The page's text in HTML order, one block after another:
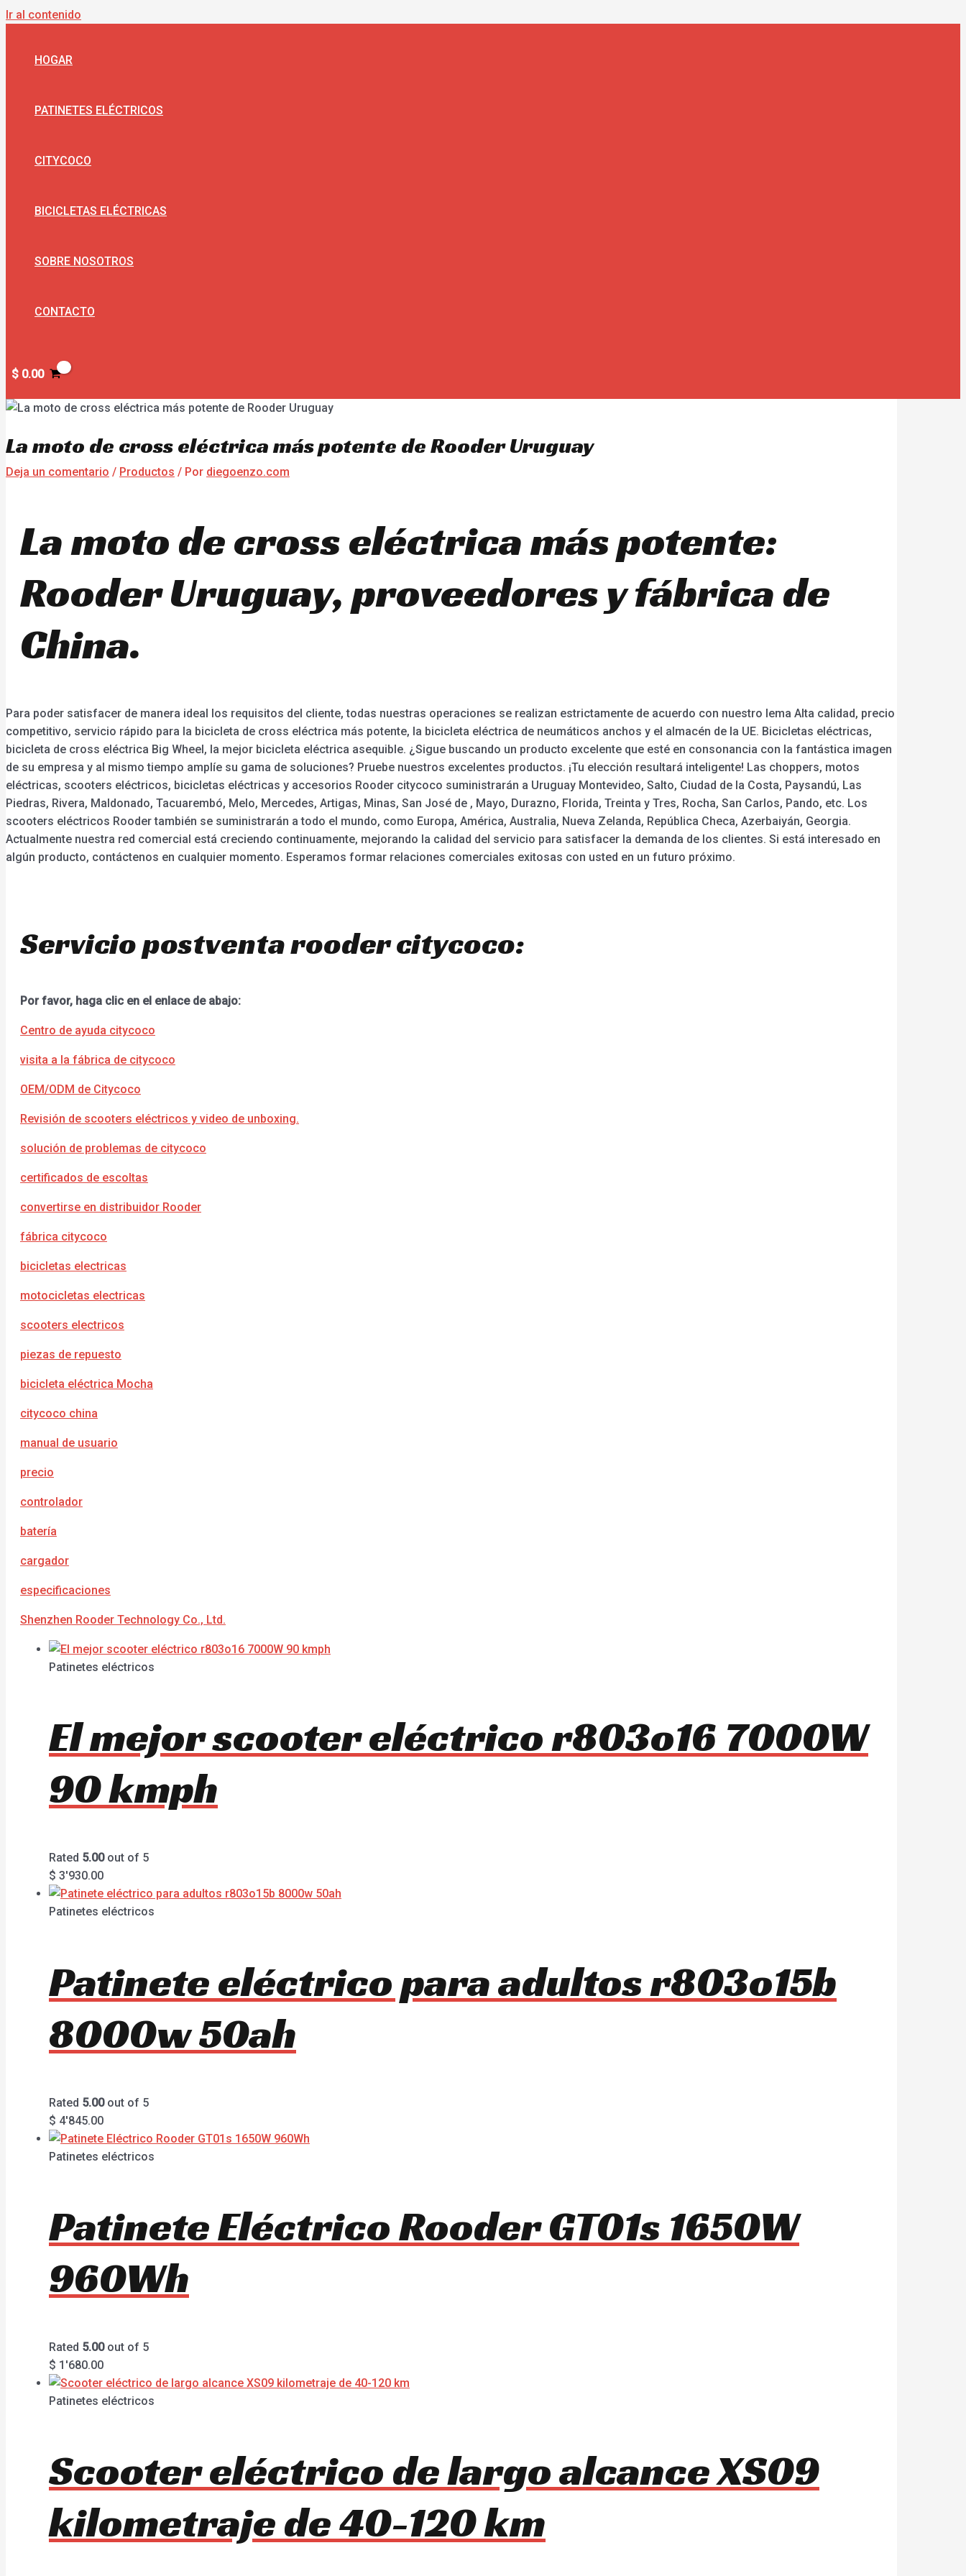
Ir al contenido
HOGAR
PATINETES ELÉCTRICOS
CITYCOCO
BICICLETAS ELÉCTRICAS
SOBRE NOSOTROS
CONTACTO
$ 0.00
La moto de cross eléctrica más potente de Rooder Uruguay
Deja un comentario / Productos / Por diegoenzo.com
La moto de cross eléctrica más potente:
Rooder Uruguay, proveedores y fábrica de
China.
Para poder satisfacer de manera ideal los requisitos del cliente, todas nuestras operaciones se realizan estrictamente de acuerdo con nuestro lema Alta calidad, precio
competitivo, servicio rápido para la bicicleta de cross eléctrica más potente, la bicicleta eléctrica de neumáticos anchos y el almacén de la UE. Bicicletas eléctricas,
bicicleta de cross eléctrica Big Wheel, la mejor bicicleta eléctrica asequible. ¿Sigue buscando un producto excelente que esté en consonancia con la fantástica imagen
de su empresa y al mismo tiempo amplíe su gama de soluciones? Pruebe nuestros excelentes productos. ¡Tu elección resultará inteligente! Las choppers, motos
eléctricas, scooters eléctricos, bicicletas eléctricas y accesorios Rooder citycoco suministrarán a Uruguay Montevideo, Salto, Ciudad de la Costa, Paysandú, Las
Piedras, Rivera, Maldonado, Tacuarembó, Melo, Mercedes, Artigas, Minas, San José de , Mayo, Durazno, Florida, Treinta y Tres, Rocha, San Carlos, Pando, etc. Los
scooters eléctricos Rooder también se suministrarán a todo el mundo, como Europa, América, Australia, Nueva Zelanda, República Checa, Azerbaiyán, Georgia.
Actualmente nuestra red comercial está creciendo continuamente, mejorando la calidad del servicio para satisfacer la demanda de los clientes. Si está interesado en
algún producto, contáctenos en cualquier momento. Esperamos formar relaciones comerciales exitosas con usted en un futuro próximo.
Servicio postventa rooder citycoco:
Por favor, haga clic en el enlace de abajo:
Centro de ayuda citycoco
visita a la fábrica de citycoco
OEM/ODM de Citycoco
Revisión de scooters eléctricos y video de unboxing.
solución de problemas de citycoco
certificados de escoltas
convertirse en distribuidor Rooder
fábrica citycoco
bicicletas electricas
motocicletas electricas
scooters electricos
piezas de repuesto
bicicleta eléctrica Mocha
citycoco china
manual de usuario
precio
controlador
batería
cargador
especificaciones
Shenzhen Rooder Technology Co., Ltd.
Patinetes eléctricos
El mejor scooter eléctrico r803o16 7000W
90 kmph
Rated 5.00out of 5
$ 3'930.00
Patinetes eléctricos
Patinete eléctrico para adultos r803o15b
8000w 50ah
Rated 5.00out of 5
$ 4'845.00
Patinetes eléctricos
Patinete Eléctrico Rooder GT01s 1650W
960Wh
Rated 5.00out of 5
$ 1'680.00
Patinetes eléctricos
Scooter eléctrico de largo alcance XS09
kilometraje de 40-120 km